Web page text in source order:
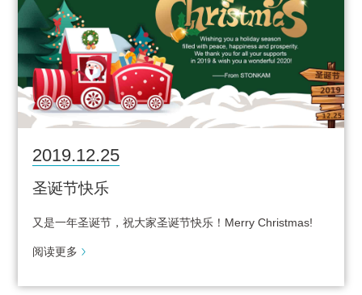
2019.12.25
圣诞节快乐
又是一年圣诞节，祝大家圣诞节快乐！Merry Christmas!
阅读更多